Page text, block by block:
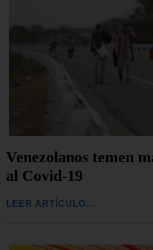
Venezolanos temen
al Covid-19
LEER ARTÍCULO...